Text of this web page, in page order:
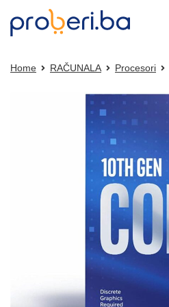
Home RAČUNALA Procesori